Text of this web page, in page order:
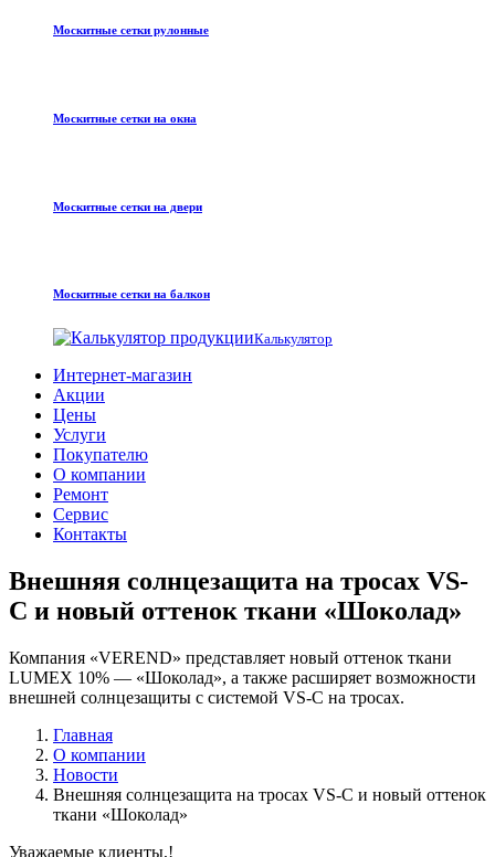
Москитные сетки рулонные
Москитные сетки на окна
Москитные сетки на двери
Москитные сетки на балкон
Калькулятор
Интернет-магазин
Акции
Цены
Услуги
Покупателю
О компании
Ремонт
Сервис
Контакты
Внешняя солнцезащита на тросах VS-
C и новый оттенок ткани «Шоколад»
Компания «VEREND» представляет новый оттенок ткани
LUMEX 10% — «Шоколад», а также расширяет возможности
внешней солнцезащиты с системой VS-C на тросах.
Главная
О компании
Новости
Внешняя солнцезащита на тросах VS-C и новый оттенок
ткани «Шоколад»
Уважаемые клиенты,!